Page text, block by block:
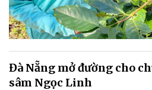
Đà Nẵng mở đường cho
sâm Ngọc Linh